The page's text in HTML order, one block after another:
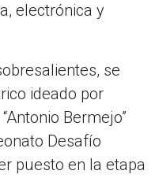
electrónica y
se
ideado por
Bermejo”
Desafío
puesto en la etapa